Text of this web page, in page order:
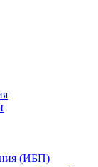
(ИБП)